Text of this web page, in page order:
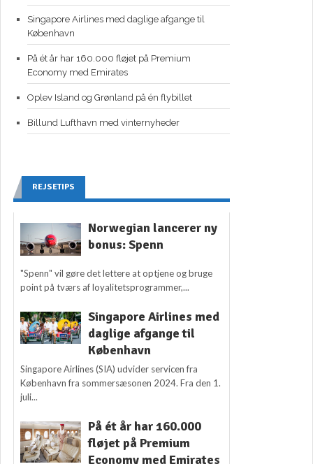
Singapore Airlines med daglige afgange til
København
På ét år har 160.000 fløjet på Premium
Economy med Emirates
Oplev Island og Grønland på én flybillet
Billund Lufthavn med vinternyheder
REJSETIPS
Norwegian lancerer ny
bonus: Spenn
"Spenn" vil gøre det lettere at optjene og bruge
point på tværs af loyalitetsprogrammer,...
Singapore Airlines med
daglige afgange til
København
Singapore Airlines (SIA) udvider servicen fra
København fra sommersæsonen 2024. Fra den 1.
juli...
På ét år har 160.000
fløjet på Premium
Economy med Emirates